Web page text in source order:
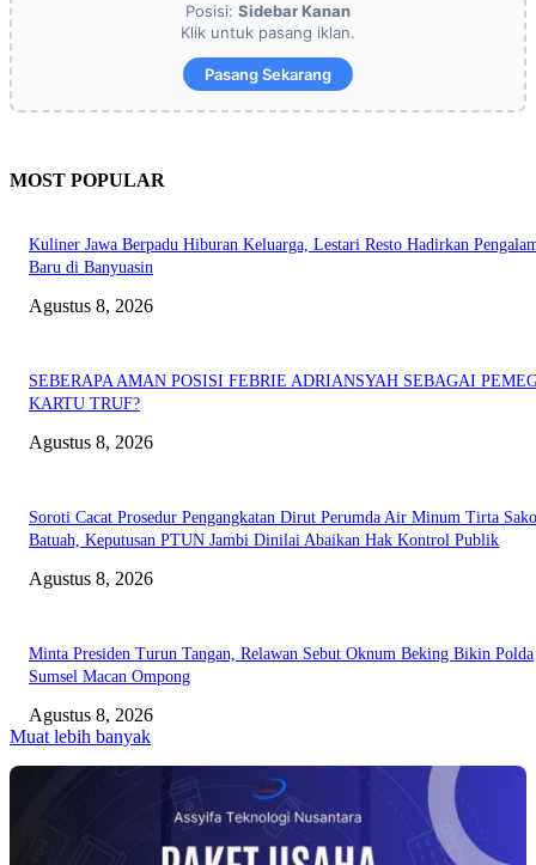
Posisi: Sidebar Kanan
Klik untuk pasang iklan.
Pasang Sekarang
MOST POPULAR
Kuliner Jawa Berpadu Hiburan Keluarga, Lestari Resto Hadirkan
Baru di Banyuasin
Agustus 8, 2026
SEBERAPA AMAN POSISI FEBRIE ADRIANSYAH SEBAGAI
KARTU TRUF?
Agustus 8, 2026
Soroti Cacat Prosedur Pengangkatan Dirut Perumda Air Minum Tirta Sako
Batuah, Keputusan PTUN Jambi Dinilai Abaikan Hak Kontrol Publik
Agustus 8, 2026
Minta Presiden Turun Tangan, Relawan Sebut Oknum Beking Bikin Polda
Sumsel Macan Ompong
Agustus 8, 2026
Muat lebih banyak